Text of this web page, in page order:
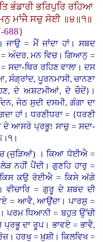
ਭੰਡਾਰੀ ਭਰਿਪੁਰਿ ਰਹਿਆ
ਮਾਂਜੈ ਸਚੁ ਸੋਈ ॥੪॥੧॥
688}
ਜਾਉ = ਮੈਂ ਜਾਂਦਾ ਹਾਂ। ਸਬਦ
= ਅੰਦਰ, ਮਨ ਵਿਚ। ਗਿਆਨੁ =
ਸਦਾ-ਥਿਰ ਰਹਿਣ ਵਾਲਾ। ਦਸ
ਸੰਗ੍ਰਾਂਦ,ਪੂਰਨਮਾਸੀ, ਚਾਨਣਾ
ਦੋ ਅਸ਼ਟਮੀਆਂ, ਦੋ ਚੌਦੇਂ} ।
ਜੇਠ ਸੁਦੀ ਦਸਮੀ, ਗੰਗਾ ਦਾ
ਹਾਂ।ਧਰਣੀਧਰਾ= {ਧਰਣੀ
ਦੇ ਆਸਰੇ ਪ੍ਰਭੂ! ਸਾਚੁ = ਸਦਾ-
(ਜੁੜਿਆਂ) ।ਕਿਆ ਧੋਈਐ=
ਨਹੀਂ ਪੈਂਦੀ। ਗੁਣਹਿ ਹਾਰੁ =
ਕਿਸ ਕਉ ਰੋਈਐ = ਕਿਸੇ ਅੱਗੇ
ਵੀਚਾਰਿ = ਗੁਰੂ ਦੇ ਸ਼ਬਦ ਦੀ
= ਆਵੈ, ਆਉਂਦਾ। ਪਾਰਸੁ =
ਪਰਮ ਧਿਆਨੀ = ਬਹੁਤ ਉੱਚੀ
ਪ੍ਰਭੂ ਦਾ ਰੂਪ। ਭਾਵਏ = ਭਾਵੈ,
ਹਰਖੁ = ਖ਼ੁਸ਼ੀ। ਕਿਲਵਿਖ =